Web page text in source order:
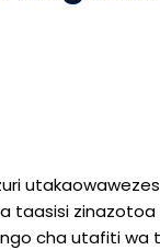
taasisi zinazotoa
cha utafiti